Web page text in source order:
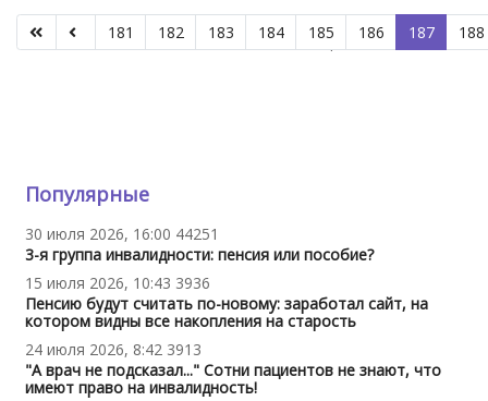
Страница 187 из 190
181 182 183 184 185 186 187 188
Популярные
30 июля 2026, 16:00 44251
3-я группа инвалидности: пенсия или пособие?
15 июля 2026, 10:43 3936
Пенсию будут считать по-новому: заработал сайт, на
котором видны все накопления на старость
24 июля 2026, 8:42 3913
"А врач не подсказал..." Сотни пациентов не знают, что
имеют право на инвалидность!